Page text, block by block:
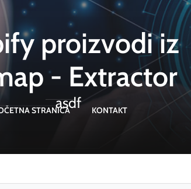
proizvodi iz
- Extractor
asdf
STRANICA KONTAKT